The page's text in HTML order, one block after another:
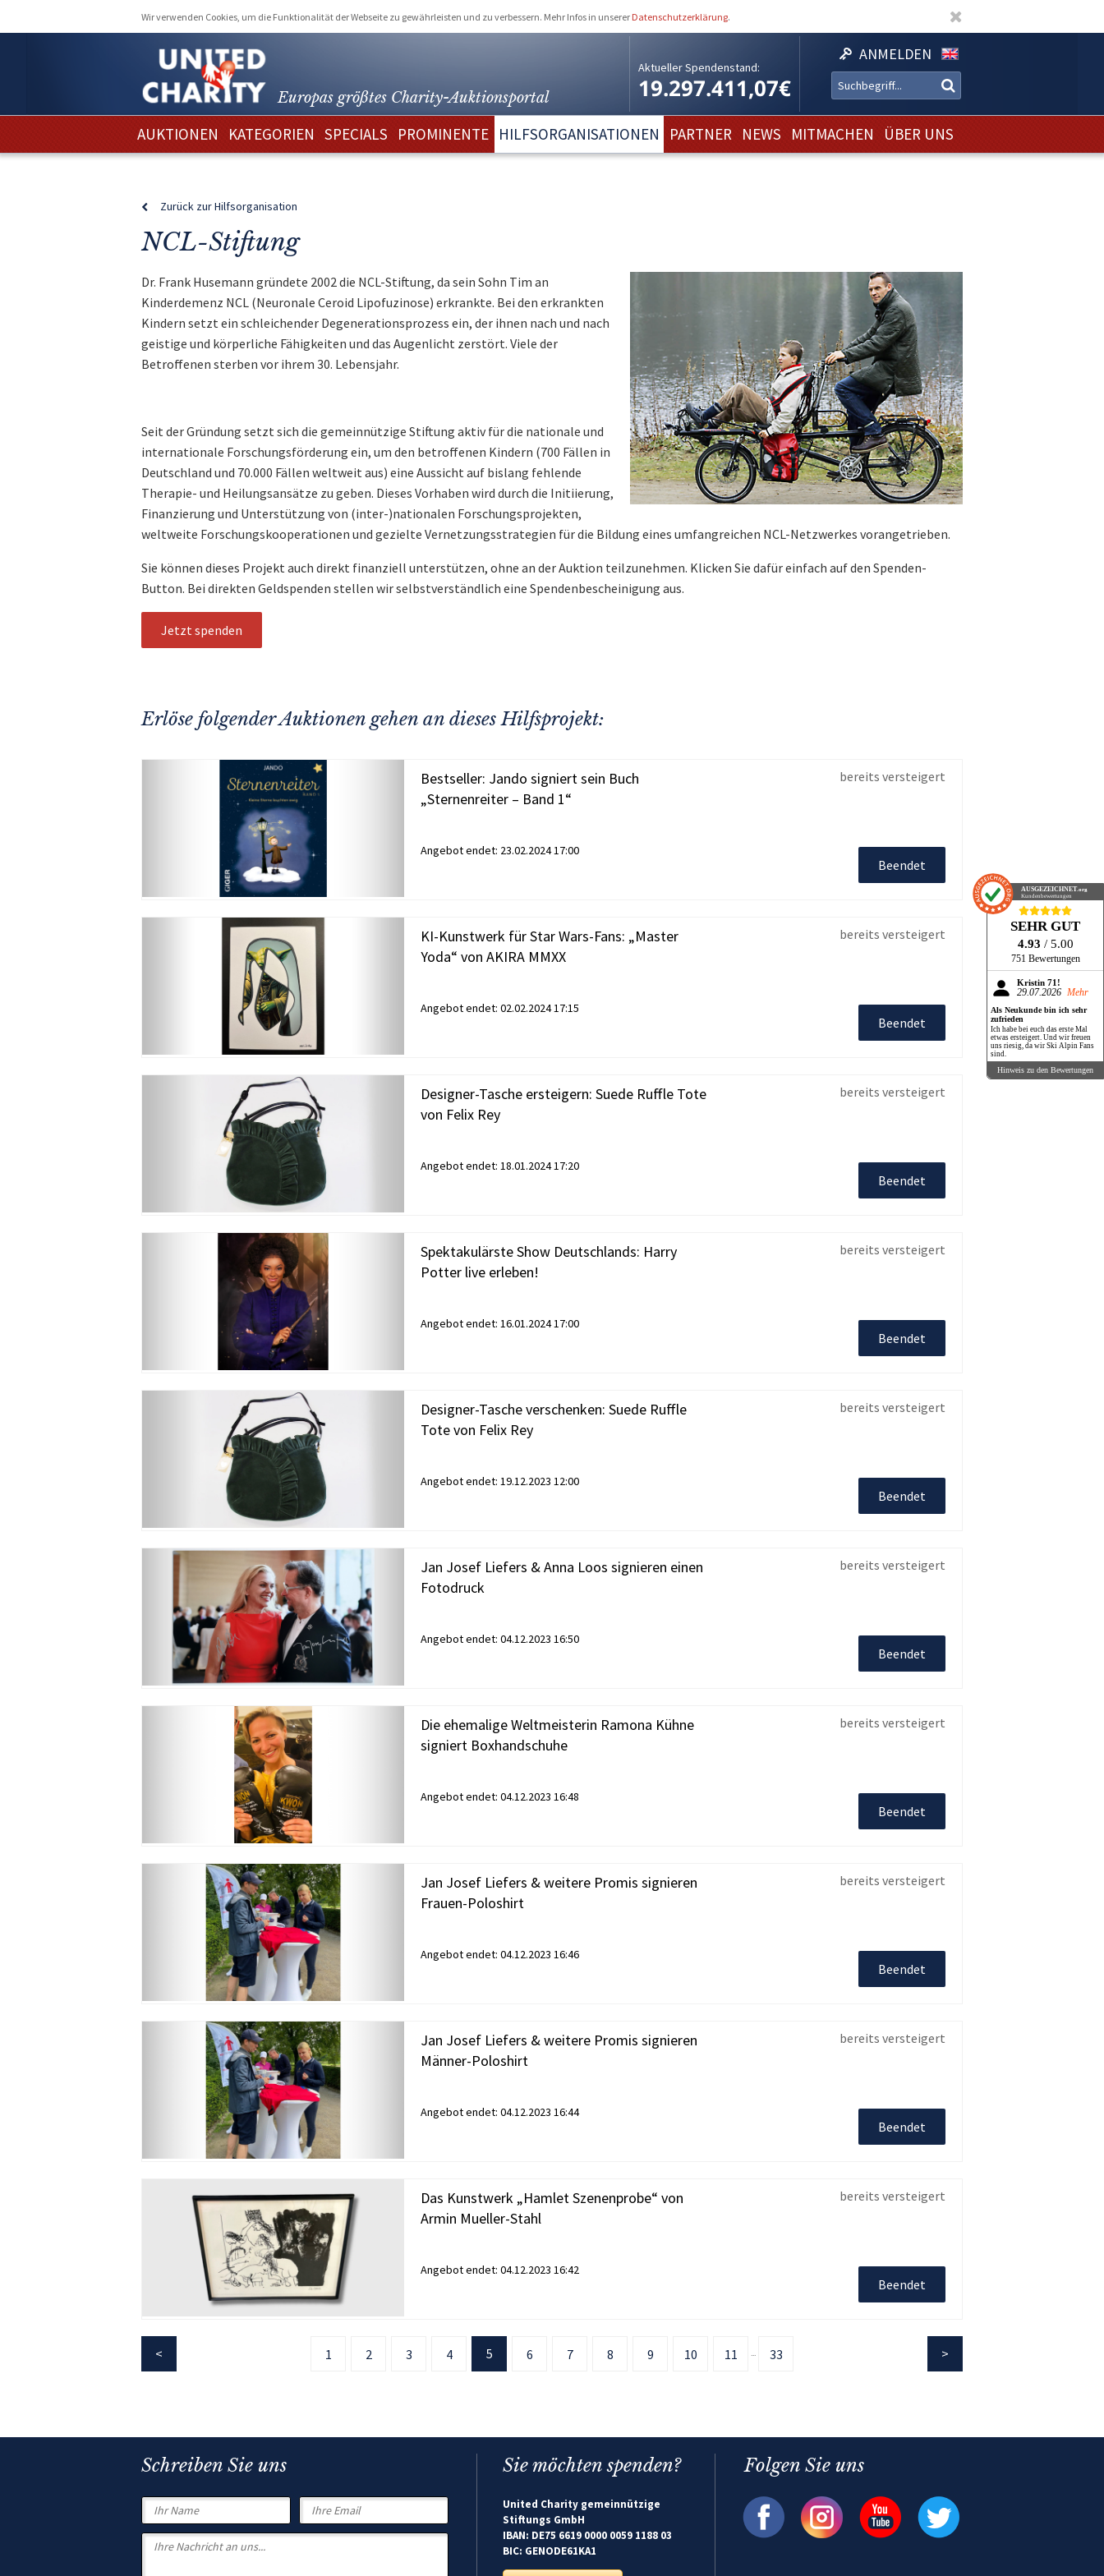
Wir verwenden Cookies, um die Funktionalität der Webseite zu gewährleisten und zu verbessern. Mehr Infos in unserer Datenschutzerklärung.
Europas größtes Charity-Auktionsportal
Aktueller Spendenstand:
19.297.411,07€
ANMELDEN
AUKTIONEN KATEGORIEN SPECIALS PROMINENTE HILFSORGANISATIONEN PARTNER NEWS MITMACHEN ÜBER UNS
Zurück zur Hilfsorganisation
NCL-Stiftung
Dr. Frank Husemann gründete 2002 die NCL-Stiftung, da sein Sohn Tim an
Kinderdemenz NCL (Neuronale Ceroid Lipofuzinose) erkrankte. Bei den erkrankten
Kindern setzt ein schleichender Degenerationsprozess ein, der ihnen nach und nach
geistige und körperliche Fähigkeiten und das Augenlicht zerstört. Viele der
Betroffenen sterben vor ihrem 30. Lebensjahr.
Seit der Gründung setzt sich die gemeinnützige Stiftung aktiv für die nationale und
internationale Forschungsförderung ein, um den betroffenen Kindern (700 Fällen in
Deutschland und 70.000 Fällen weltweit aus) eine Aussicht auf bislang fehlende
Therapie- und Heilungsansätze zu geben. Dieses Vorhaben wird durch die Initiierung,
Finanzierung und Unterstützung von (inter-)nationalen Forschungsprojekten,
weltweite Forschungskooperationen und gezielte Vernetzungsstrategien für die Bildung eines umfangreichen NCL-Netzwerkes vorangetrieben.
Sie können dieses Projekt auch direkt finanziell unterstützen, ohne an der Auktion teilzunehmen. Klicken Sie dafür einfach auf den Spenden-
Button. Bei direkten Geldspenden stellen wir selbstverständlich eine Spendenbescheinigung aus.
Jetzt spenden
Erlöse folgender Auktionen gehen an dieses Hilfsprojekt:
Bestseller: Jando signiert sein Buch
„Sternenreiter – Band 1“
bereits versteigert
Angebot endet: 23.02.2024 17:00
Beendet
KI-Kunstwerk für Star Wars-Fans: „Master
Yoda“ von AKIRA MMXX
bereits versteigert
Angebot endet: 02.02.2024 17:15
Beendet
Designer-Tasche ersteigern: Suede Ruffle Tote
von Felix Rey
bereits versteigert
Angebot endet: 18.01.2024 17:20
Beendet
Spektakulärste Show Deutschlands: Harry
Potter live erleben!
bereits versteigert
Angebot endet: 16.01.2024 17:00
Beendet
Designer-Tasche verschenken: Suede Ruffle
Tote von Felix Rey
bereits versteigert
Angebot endet: 19.12.2023 12:00
Beendet
Jan Josef Liefers & Anna Loos signieren einen
Fotodruck
bereits versteigert
Angebot endet: 04.12.2023 16:50
Beendet
Die ehemalige Weltmeisterin Ramona Kühne
signiert Boxhandschuhe
bereits versteigert
Angebot endet: 04.12.2023 16:48
Beendet
Jan Josef Liefers & weitere Promis signieren
Frauen-Poloshirt
bereits versteigert
Angebot endet: 04.12.2023 16:46
Beendet
Jan Josef Liefers & weitere Promis signieren
Männer-Poloshirt
bereits versteigert
Angebot endet: 04.12.2023 16:44
Beendet
Das Kunstwerk „Hamlet Szenenprobe“ von
Armin Mueller-Stahl
bereits versteigert
Angebot endet: 04.12.2023 16:42
Beendet
1 2 3 4 5 6 7 8 9 10 11 ... 33
Schreiben Sie uns Sie möchten spenden?
United Charity gemeinnützige
Stiftungs GmbH
IBAN: DE75 6619 0000 0059 1188 03
BIC: GENODE61KA1
Folgen Sie uns
AUSGEZEICHNET .org
Kundenbewertungen
SEHR GUT
4.93 / 5.00
751 Bewertungen
Kristin 71!
29.07.2026 Mehr
Als Neukunde bin ich sehr
zufrieden
Ich habe bei euch das erste Mal
etwas ersteigert. Und wir freuen
uns riesig, da wir Ski Alpin Fans
sind.
Hinweis zu den Bewertungen